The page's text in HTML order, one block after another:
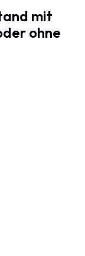
mit
ohne